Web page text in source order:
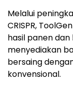
Melalui
CRISPR,
hasil panen
menyediakan
bersaing
konvensional.